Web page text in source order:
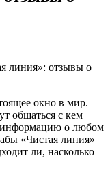
окно в мир.
общаться с кем
информацию о любом
«Чистая линия»
ли, насколько